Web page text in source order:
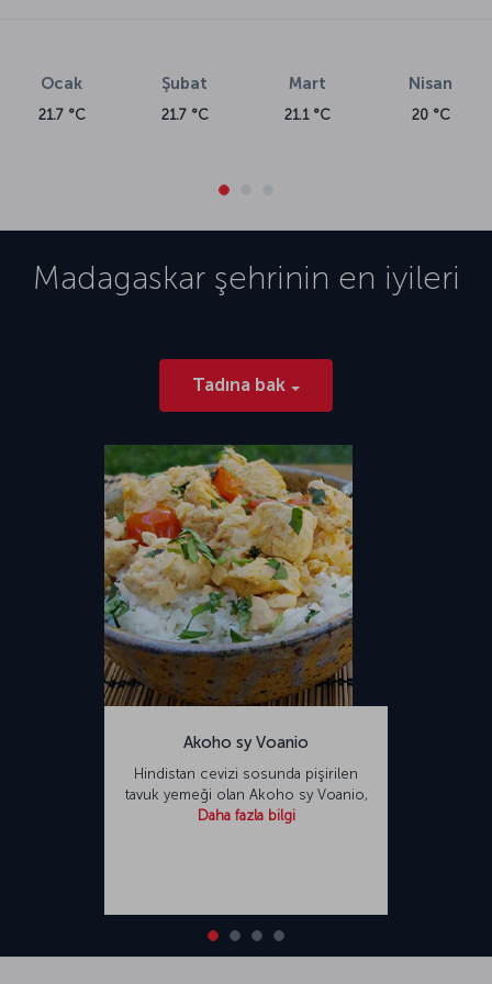
Ocak
21.7 °C
Şubat
21.7 °C
Mart
21.1 °C
Nisan
20 °C
Madagaskarşehrinin en iyileri
Tadına bak
Akoho sy Voanio
Hindistan cevizi sosunda pişirilen
tavuk yemeği olan Akoho sy Voanio,
Daha fazla bilgi